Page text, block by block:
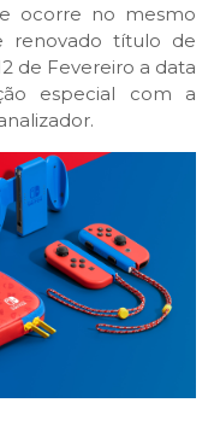
ocorre no mesmo
renovado título de
de Fevereiro a data
especial com a